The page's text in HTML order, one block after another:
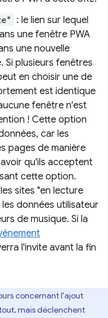
: le lien sur lequel
une fenêtre PWA
une nouvelle
Si plusieurs fenêtres
en choisir une de
est identique
fenêtre n'est
! Cette option
car les
pages de manière
qu'ils acceptent
cette option.
sites "en lecture
données utilisateur
de musique. Si la
l'invite avant la fin
concernant l'ajout
mais déclenchent